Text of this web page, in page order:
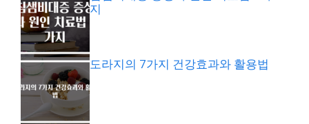
지
도라지의 7가지 건강효과와 활용법